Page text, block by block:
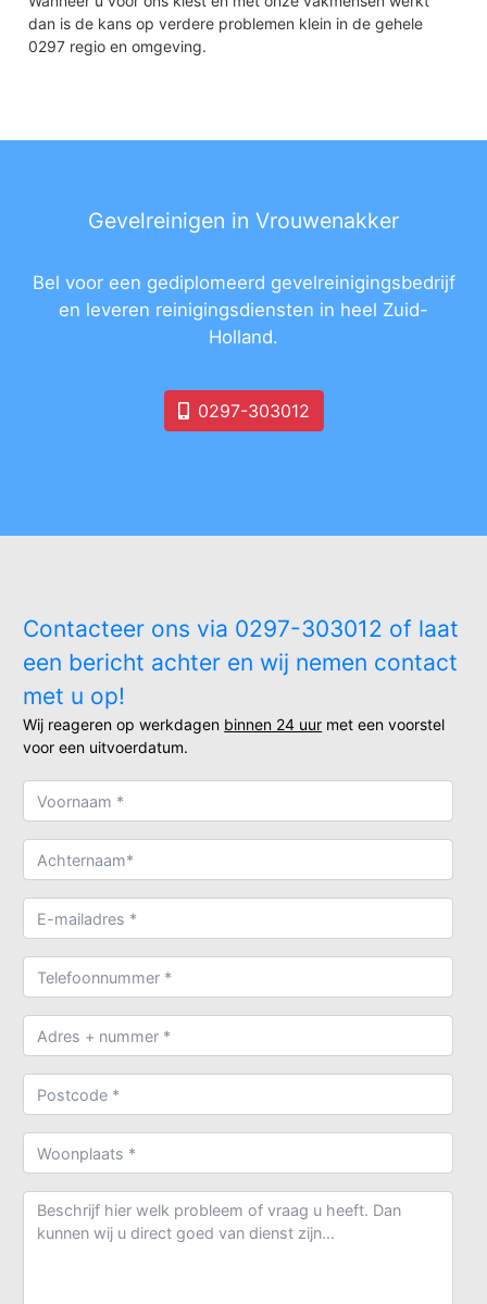
dan is de kans op verdere problemen klein in de gehele
0297 regio en omgeving.
Gevelreinigen in Vrouwenakker
Bel voor een gediplomeerd gevelreinigingsbedrijf
en leveren reinigingsdiensten in heel Zuid-
Holland.
0297-303012
Contacteer ons via 0297-303012 of laat
een bericht achter en wij nemen contact
met u op!
Wij reageren op werkdagen binnen 24 uur met een voorstel
voor een uitvoerdatum.